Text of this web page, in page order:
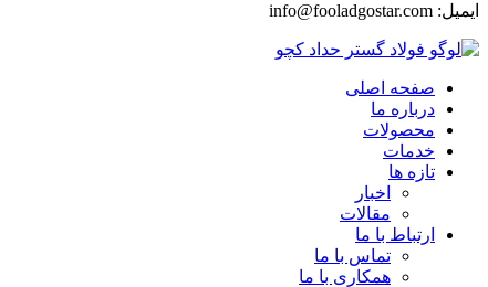
ایمیل: info@fooladgostar.com
صفحه اصلی
درباره ما
محصولات
خدمات
تازه ها
اخبار
مقالات
ارتباط با ما
تماس با ما
همکاری با ما